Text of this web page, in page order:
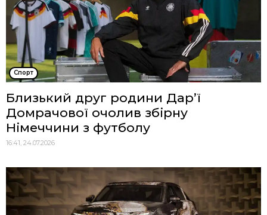
Спорт
Близький друг родини Дар’ї
Домрачової очолив збірну
Німеччини з футболу
16:41, 24.07.2026